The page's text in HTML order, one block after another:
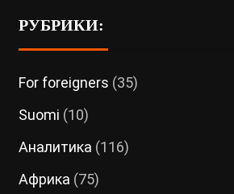
РУБРИКИ:
For foreigners (35)
Suomi (10)
Аналитика (116)
Африка (75)